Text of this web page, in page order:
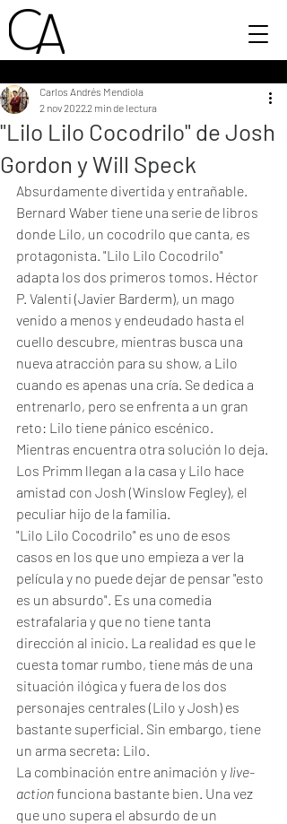
"Lilo Lilo Cocodrilo" de Josh
Gordon y Will Speck
Carlos Andrés Mendiola
2 nov 20222 min de lectura
Absurdamente divertida y entrañable.
Bernard Waber tiene una serie de libros
donde Lilo, un cocodrilo que canta, es
protagonista. "Lilo Lilo Cocodrilo"
adapta los dos primeros tomos. Héctor
P. Valenti (Javier Barderm), un mago
venido a menos y endeudado hasta el
cuello descubre, mientras busca una
nueva atracción para su show, a Lilo
cuando es apenas una cría. Se dedica a
entrenarlo, pero se enfrenta a un gran
reto: Lilo tiene pánico escénico.
Mientras encuentra otra solución lo deja.
Los Primm llegan a la casa y Lilo hace
amistad con Josh (Winslow Fegley), el
peculiar hijo de la familia.
"Lilo Lilo Cocodrilo" es uno de esos
casos en los que uno empieza a ver la
película y no puede dejar de pensar "esto
es un absurdo". Es una comedia
estrafalaria y que no tiene tanta
dirección al inicio. La realidad es que le
cuesta tomar rumbo, tiene más de una
situación ilógica y fuera de los dos
personajes centrales (Lilo y Josh) es
bastante superficial. Sin embargo, tiene
un arma secreta: Lilo.
La combinación entre animación y live-
action funciona bastante bien. Una vez
que uno supera el absurdo de un